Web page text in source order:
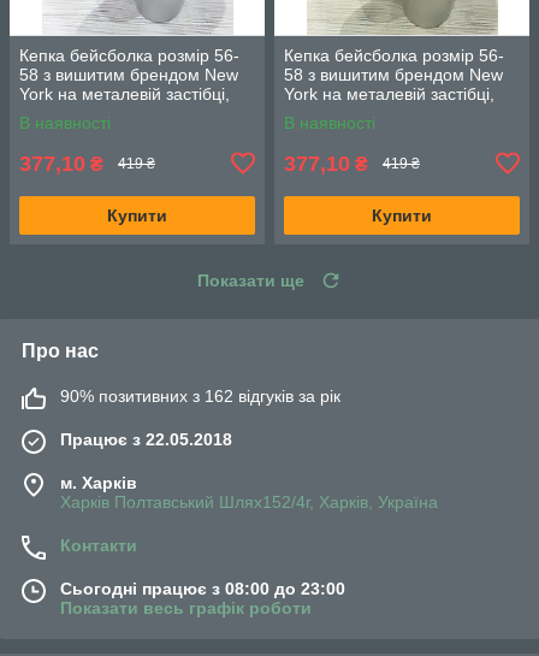
Кепка бейсболка розмір 56-
58 з вишитим брендом New
York на металевій застібці,
Оливкова
В наявності
377,10 ₴ 419 ₴
Купити
Кепка бейсболка розмір 56-
58 з вишитим брендом New
York на металевій застібці,
Лаванда
В наявності
377,10 ₴ 419 ₴
Купити
Показати ще
Про нас
90% позитивних з 162 відгуків за рік
Працює з 22.05.2018
м. Харків
Харків Полтавський Шлях152/4г, Харків, Україна
Контакти
Сьогодні працює з 08:00 до 23:00
Показати весь графік роботи